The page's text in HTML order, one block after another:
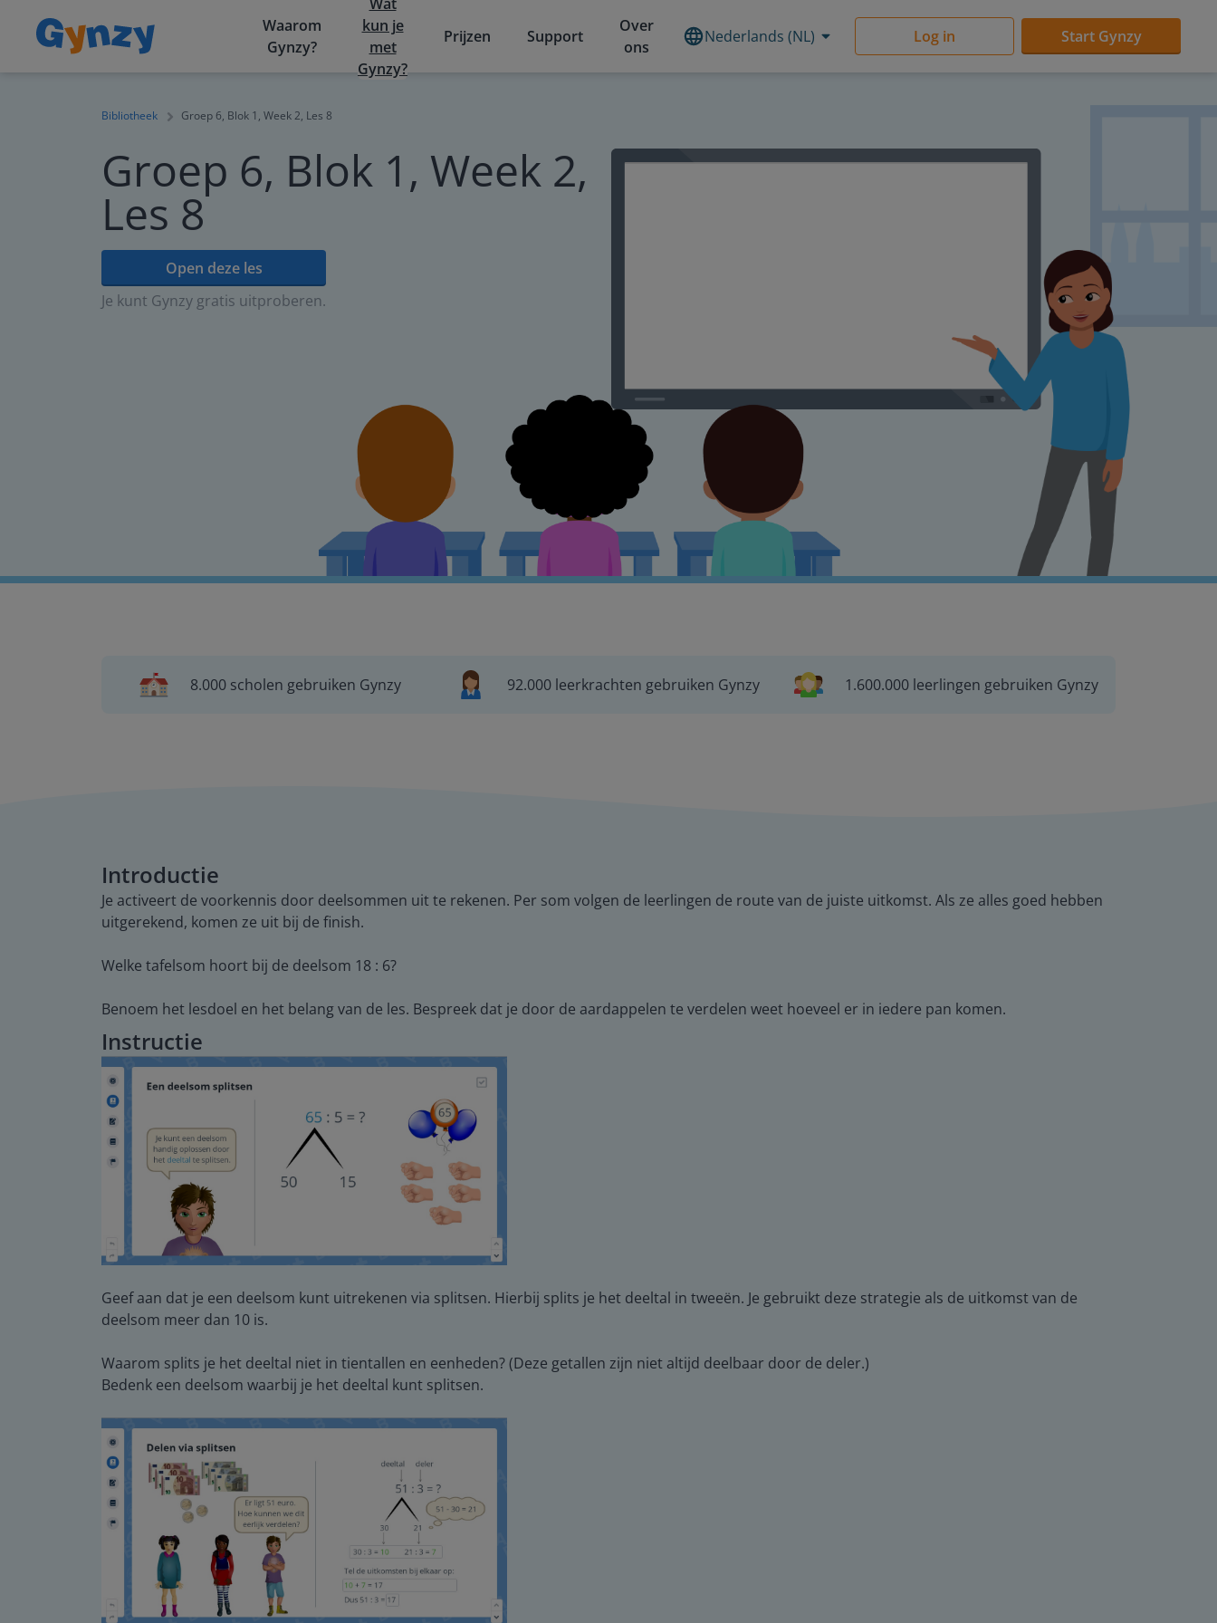
Waarom
Gynzy?
kun je
met
Gynzy?
Prijzen Support
Over
ons
Nederlands (NL) Log in Start Gynzy
Bibliotheek Groep 6, Blok 1, Week 2, Les 8
Groep 6, Blok 1, Week 2,
Les 8
Open deze les
Je kunt Gynzy gratis uitproberen.
8.000 scholen gebruiken Gynzy 92.000 leerkrachten gebruiken Gynzy 1.600.000 leerlingen gebruiken Gynzy
Introductie
Je activeert de voorkennis door deelsommen uit te rekenen. Per som volgen de leerlingen de route van de juiste uitkomst. Als ze alles goed hebben
uitgerekend, komen ze uit bij de finish.
Welke tafelsom hoort bij de deelsom 18 : 6?
Benoem het lesdoel en het belang van de les. Bespreek dat je door de aardappelen te verdelen weet hoeveel er in iedere pan komen.
Instructie
Geef aan dat je een deelsom kunt uitrekenen via splitsen. Hierbij splits je het deeltal in tweeën. Je gebruikt deze strategie als de uitkomst van de
deelsom meer dan 10 is.
Waarom splits je het deeltal niet in tientallen en eenheden? (Deze getallen zijn niet altijd deelbaar door de deler.)
Bedenk een deelsom waarbij je het deeltal kunt splitsen.